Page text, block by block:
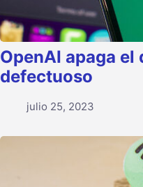
OpenAI apaga
defectuoso
julio 25, 2023